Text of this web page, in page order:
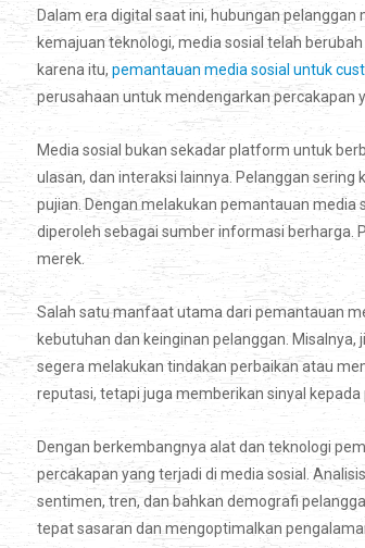
Dalam era digital saat ini, hubungan
kemajuan teknologi, media sosial telah
karena itu, pemantauan media sosial untuk
perusahaan untuk mendengarkan percakapan
Media sosial bukan sekadar platform untuk
ulasan, dan interaksi lainnya. Pelanggan
pujian. Dengan melakukan pemantauan
diperoleh sebagai sumber informasi berharga.
merek.
Salah satu manfaat utama dari pemantauan
kebutuhan dan keinginan pelanggan.
segera melakukan tindakan perbaikan atau
reputasi, tetapi juga memberikan sinyal
Dengan berkembangnya alat dan teknologi
percakapan yang terjadi di media sosial.
sentimen, tren, dan bahkan demografi
tepat sasaran dan mengoptimalkan